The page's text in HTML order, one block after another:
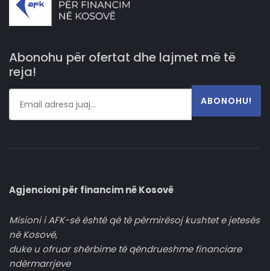
Abonohu për ofertat dhe lajmet më të
reja!
ABONOHU!
Agjencioni për financim në Kosovë
Misioni i AFK-së është që të përmirësoj kushtet e jetesës
në Kosovë,
duke u ofruar shërbime të qëndrueshme financiare
ndërmarrjeve